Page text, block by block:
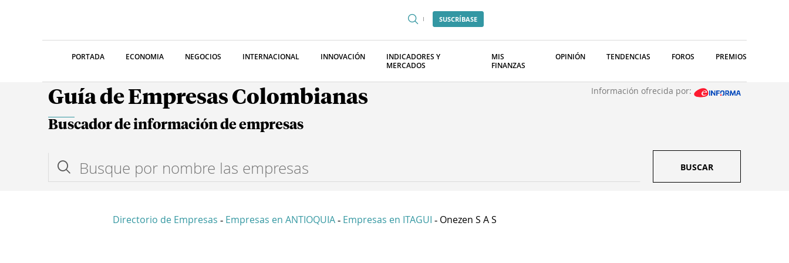
SUSCRÍBASE
PORTADA ECONOMIA NEGOCIOS INTERNACIONAL INNOVACIÓN
INDICADORES Y
MERCADOS
MIS
FINANZAS
OPINIÓN TENDENCIAS FOROS PREMIOS
Guía de Empresas Colombianas Información ofrecida por:
Buscador de información de empresas
BUSCAR
Directorio de Empresas - Empresas en ANTIOQUIA - Empresas en ITAGUI - Onezen S A S